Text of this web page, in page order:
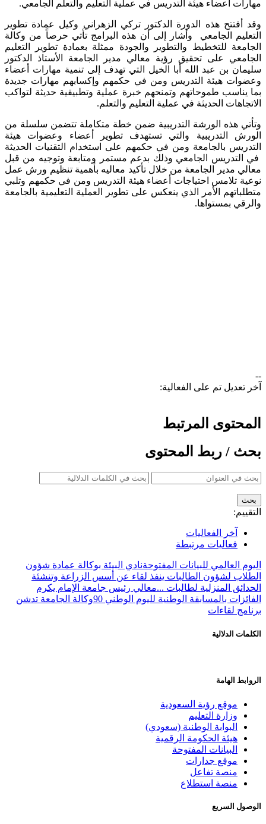
مهارات أعضاء هيئة التدريس في عملية التعليم والتعلم الجامعي.
وقد أفتتح هذه الدورة الدكتور تركي الزهراني وكيل عمادة تطوير
التعليم الجامعي وأشار إلى أن هذه البرامج تأتي حرصاً من وكالة
الجامعة للتخطيط والتطوير والجودة ممثلة بعمادة تطوير التعليم
الجامعي على تحقيق رؤية معالي مدير الجامعة الأستاذ الدكتور
سليمان بن عبد الله أبا الخيل التي تهدف إلى تنمية مهارات أعضاء
وعضوات هيئة التدريس ومن في حكمهم وإكسابهم مهارات جديدة
بما يناسب طموحاتهم وتمنحهم خبرة عملية وتطبيقية حديثة لتواكب
الاتجاهات الحديثة في عملية التعليم والتعلم.
وتأتي هذه الورشة التدريبية ضمن خطة متكاملة تتضمن سلسلة من
الورش التدريبية والتي تستهدف تطوير أعضاء وعضوات هيئة
التدريس بالجامعة ومن في حكمهم على استخدام التقنيات الحديثة
في التدريس الجامعي وذلك بدعم مستمر ومتابعة وتوجيه من قبل
معالي مدير الجامعة من خلال تأكيد معاليه بأهمية تنظيم ورش عمل
نوعية تلامس احتياجات أعضاء هيئة التدريس ومن في حكمهم وتلبي
متطلباتهم الأمر الذي ينعكس على تطوير العملية التعليمية بالجامعة
والرقي بمستواها.
--
آخر تعديل تم على الفعالية:
المحتوى المرتبط
بحث / ربط المحتوى
التقييم:
آخر الفعاليات
فعاليات مرتبطة
اليوم العالمي للبيانات المفتوحةنادي البيئة بوكالة عمادة شؤون
الطلاب لشؤون الطالبات ينفذ لقاء عن أسس الزراعة وتنشئة
الحدائق المنزلية لطالبات ...معالي رئيس جامعة الإمام يكرم
الفائزات بالمسابقة الوطنية لليوم الوطني 90
وكالة الجامعة تدشن
برنامج لقاءات
الكلمات الدلالية
الروابط الهامة
موقع رؤية السعودية
وزارة التعليم
البوابة الوطنية (سعودي)
هيئة الحكومة الرقمية
البيانات المفتوحة
موقع جدارات
منصة تفاعل
منصة استطلاع
الوصول السريع